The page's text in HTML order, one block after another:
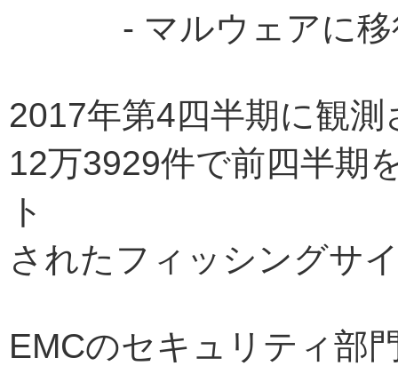
- マルウェアに移
2017年第4四半期に観
12万3929件で前四半期
ト
されたフィッシングサ
EMCのセキュリティ部